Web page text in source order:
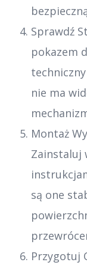
Sprawdź
pokazem
nie ma
Montaż
Zainstaluj
są one
Przygotuj